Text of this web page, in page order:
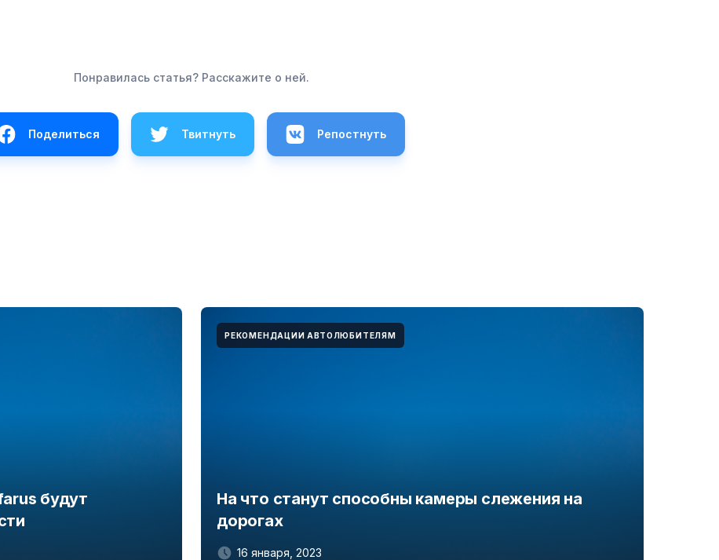
Понравилась статья? Расскажите о ней.
Поделиться Твитнуть Репостнуть
будут
РЕКОМЕНДАЦИИ АВТОЛЮБИТЕЛЯМ
На что станут способны камеры слежения на
дорогах
16 января, 2023